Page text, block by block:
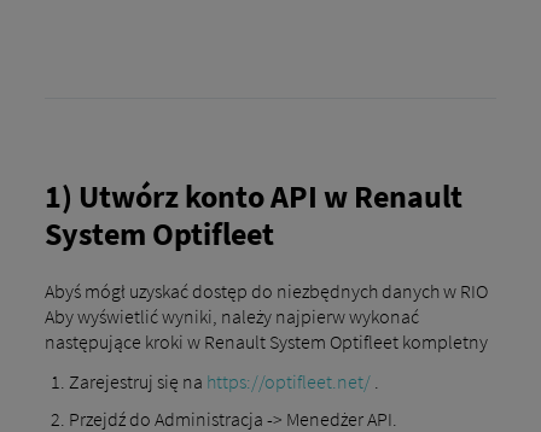
1) Utwórz konto API w Renault
System Optifleet
Abyś mógł uzyskać dostęp do niezbędnych danych w RIO
Aby wyświetlić wyniki, należy najpierw wykonać
następujące kroki w Renault System Optifleet kompletny
Zarejestruj się na https://optifleet.net/.
Przejdź do Administracja -> Menedżer API.